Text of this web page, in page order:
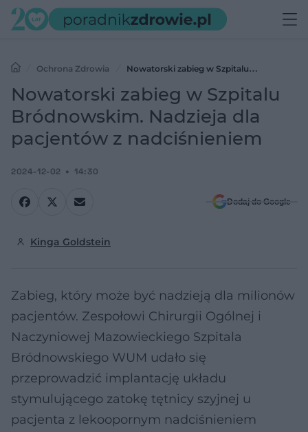
Ochrona Zdrowia
Nowatorski zabieg w Szpitalu
Bródnowskim. Nadzieja dla pacjentów z nadciśnieniem
Nowatorski zabieg w Szpitalu
Bródnowskim. Nadzieja dla
pacjentów z nadciśnieniem
2024-12-02 14:30
Dodaj do Google
Kinga Goldstein
Zabieg, który może być nadzieją dla milionów
pacjentów. Zespołowi Chirurgii Ogólnej i
Naczyniowej Mazowieckiego Szpitala
Bródnowskiego WUM udało się
przeprowadzić implantację układu
stymulującego zatokę tętnicy szyjnej u
pacjenta z lekoopornym nadciśnieniem